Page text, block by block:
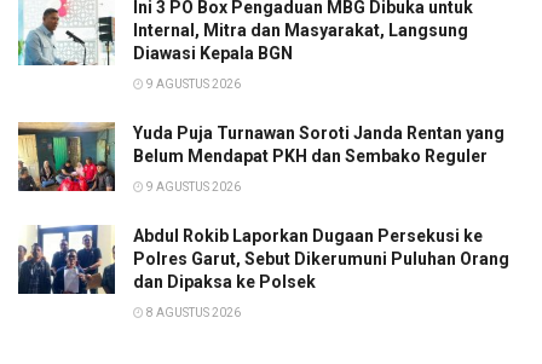
Ini 3 PO Box Pengaduan MBG Dibuka untuk
Internal, Mitra dan Masyarakat, Langsung
Diawasi Kepala BGN
9 AGUSTUS 2026
Yuda Puja Turnawan Soroti Janda Rentan yang
Belum Mendapat PKH dan Sembako Reguler
9 AGUSTUS 2026
Abdul Rokib Laporkan Dugaan Persekusi ke
Polres Garut, Sebut Dikerumuni Puluhan Orang
dan Dipaksa ke Polsek
8 AGUSTUS 2026